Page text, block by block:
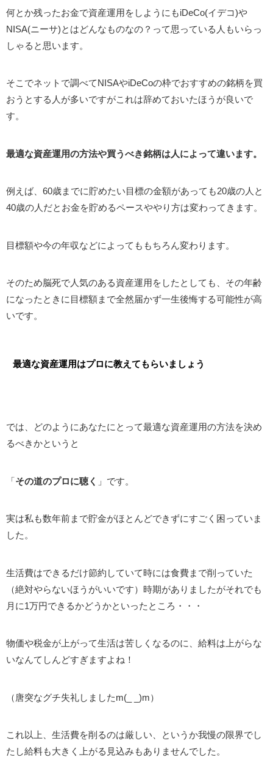
何とか残ったお金で資産運用をしようにもiDeCo(イデコ)や
NISA(ニーサ)とはどんなものなの？って思っている人もいらっ
しゃると思います。
そこでネットで調べてNISAやiDeCoの枠でおすすめの銘柄を買
おうとする人が多いですがこれは辞めておいたほうが良いで
す。
最適な資産運用の方法や買うべき銘柄は人によって違います。
例えば、60歳までに貯めたい目標の金額があっても20歳の人と
40歳の人だとお金を貯めるペースややり方は変わってきます。
目標額や今の年収などによってももちろん変わります。
そのため脳死で人気のある資産運用をしたとしても、その年齢
になったときに目標額まで全然届かず一生後悔する可能性が高
いです。
最適な資産運用はプロに教えてもらいましょう
では、どのようにあなたにとって最適な資産運用の方法を決め
るべきかというと
「その道のプロに聴く 」です。
実は私も数年前まで貯金がほとんどできずにすごく困っていま
した。
生活費はできるだけ節約していて時には食費まで削っていた
（絶対やらないほうがいいです）時期がありましたがそれでも
月に1万円できるかどうかといったところ・・・
物価や税金が上がって生活は苦しくなるのに、給料は上がらな
いなんてしんどすぎますよね！
（唐突なグチ失礼しましたm(_ _)m）
これ以上、生活費を削るのは厳しい、というか我慢の限界でし
たし給料も大きく上がる見込みもありませんでした。